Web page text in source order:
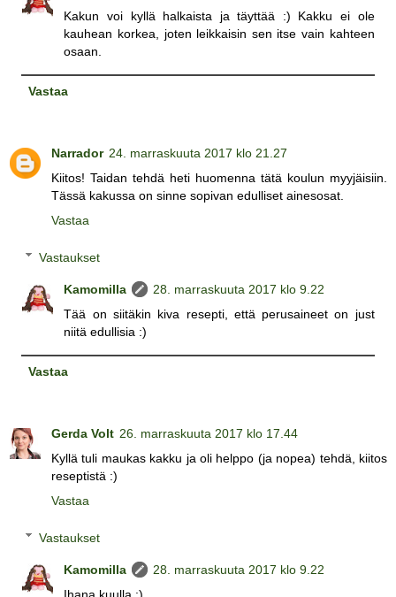
Kakun voi kyllä halkaista ja täyttää :) Kakku ei ole
kauhean korkea, joten leikkaisin sen itse vain kahteen
osaan.
Vastaa
Narrador 24. marraskuuta 2017 klo 21.27
Kiitos! Taidan tehdä heti huomenna tätä koulun myyjäisiin.
Tässä kakussa on sinne sopivan edulliset ainesosat.
Vastaa
Vastaukset
Kamomilla
28. marraskuuta 2017 klo 9.22
Tää on siitäkin kiva resepti, että perusaineet on just
niitä edullisia :)
Vastaa
Gerda Volt 26. marraskuuta 2017 klo 17.44
Kyllä tuli maukas kakku ja oli helppo (ja nopea) tehdä, kiitos
reseptistä :)
Vastaa
Vastaukset
Kamomilla
28. marraskuuta 2017 klo 9.22
Ihana kuulla :)